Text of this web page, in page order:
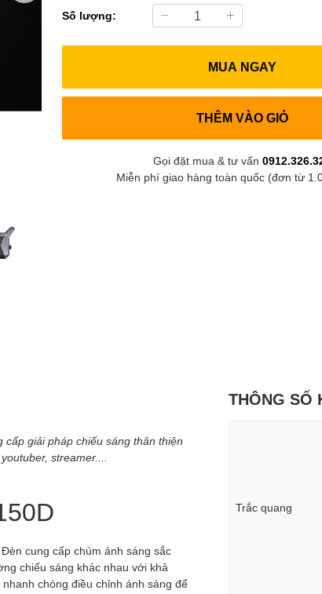
Số lượng:
MUA NGAY
THÊM VÀO GIỎ
Gọi đặt mua & tư vấn
Miễn phí giao hàng toàn quốc (đơn từ
giải pháp chiếu sáng thân thiện
streamer....
cung cấp chùm ánh sáng sắc
chiếu sáng khác nhau với khả
chóng điều chỉnh ánh sáng để
THÔNG SỐ
Trắc quang